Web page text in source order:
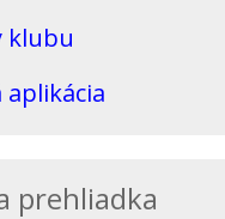
klubu
prehliadka